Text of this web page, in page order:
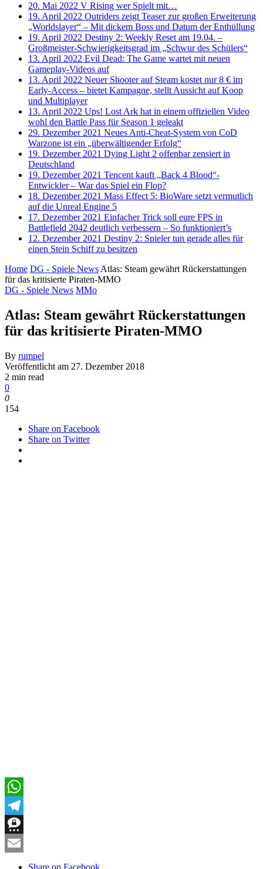
20. Mai 2022 V Rising wer Spielt mit…
19. April 2022 Outriders zeigt Teaser zur großen Erweiterung
„Worldslayer“ – Mit dickem Boss und Datum der Enthüllung
19. April 2022 Destiny 2: Weekly Reset am 19.04. –
Großmeister-Schwierigkeitsgrad im „Schwur des Schülers“
13. April 2022 Evil Dead: The Game wartet mit neuen
Gameplay-Videos auf
13. April 2022 Neuer Shooter auf Steam kostet nur 8 € im
Early-Access – bietet Kampagne, stellt Aussicht auf Koop
und Multiplayer
13. April 2022 Ups! Lost Ark hat in einem offiziellen Video
wohl den Battle Pass für Season 1 geleakt
29. Dezember 2021 Neues Anti-Cheat-System von CoD
Warzone ist ein „überwältigender Erfolg“
19. Dezember 2021 Dying Light 2 offenbar zensiert in
Deutschland
19. Dezember 2021 Tencent kauft „Back 4 Blood“-
Entwickler – War das Spiel ein Flop?
18. Dezember 2021 Mass Effect 5: BioWare setzt vermutlich
auf die Unreal Engine 5
17. Dezember 2021 Einfacher Trick soll eure FPS in
Battlefield 2042 deutlich verbessern – So funktioniert’s
12. Dezember 2021 Destiny 2: Spieler tun gerade alles für
einen Stein Schiff zu besitzen
Home DG - Spiele NewsAtlas: ​Steam gewährt Rückerstattungen
für das kritisierte Piraten-MMO
DG - Spiele News MMo
Atlas: ​Steam gewährt Rückerstattungen
für das kritisierte Piraten-MMO
By rumpel
Veröffentlicht am 27. Dezember 2018
2 min read
0
0
154
Share on Facebook
Share on Twitter
WhatsApp
Telegram
Threema